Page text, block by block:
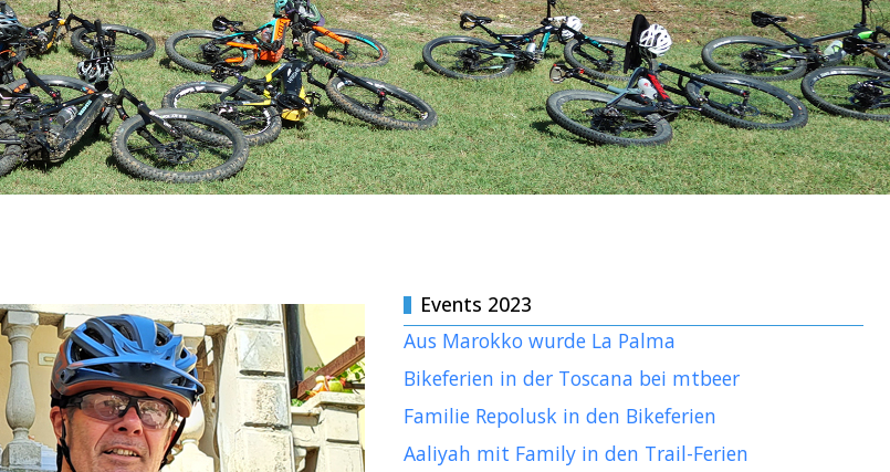
Events 2023
Aus Marokko wurde La Palma
Bikeferien in der Toscana bei mtbeer
Familie Repolusk in den Bikeferien
Aaliyah mit Family in den Trail-Ferien